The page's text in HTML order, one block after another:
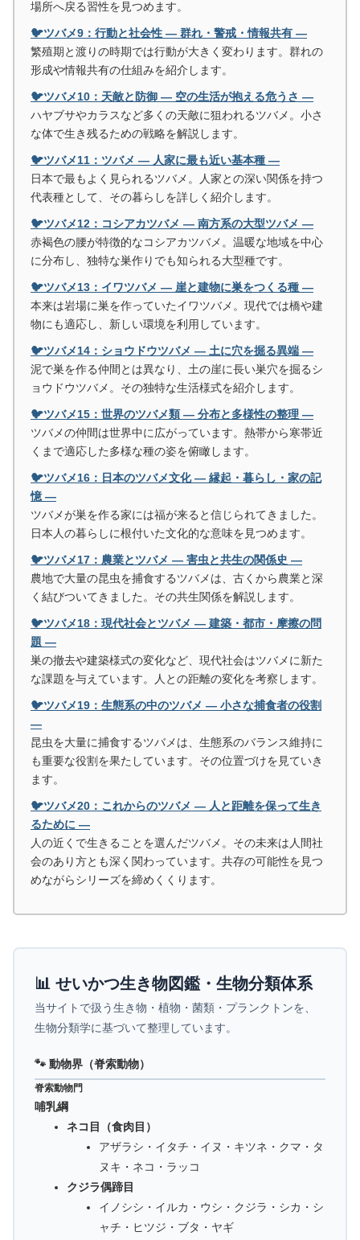
場所へ戻る習性を見つめます。
🐦ツバメ9：行動と社会性 ― 群れ・警戒・情報共有 ―
繁殖期と渡りの時期では行動が大きく変わります。群れの
形成や情報共有の仕組みを紹介します。
🐦ツバメ10：天敵と防御 ― 空の生活が抱える危うさ ―
ハヤブサやカラスなど多くの天敵に狙われるツバメ。小さ
な体で生き残るための戦略を解説します。
🐦ツバメ11：ツバメ ― 人家に最も近い基本種 ―
日本で最もよく見られるツバメ。人家との深い関係を持つ
代表種として、その暮らしを詳しく紹介します。
🐦ツバメ12：コシアカツバメ ― 南方系の大型ツバメ ―
赤褐色の腰が特徴的なコシアカツバメ。温暖な地域を中心
に分布し、独特な巣作りでも知られる大型種です。
🐦ツバメ13：イワツバメ ― 崖と建物に巣をつくる種 ―
本来は岩場に巣を作っていたイワツバメ。現代では橋や建
物にも適応し、新しい環境を利用しています。
🐦ツバメ14：ショウドウツバメ ― 土に穴を掘る異端 ―
泥で巣を作る仲間とは異なり、土の崖に長い巣穴を掘るシ
ョウドウツバメ。その独特な生活様式を紹介します。
🐦ツバメ15：世界のツバメ類 ― 分布と多様性の整理 ―
ツバメの仲間は世界中に広がっています。熱帯から寒帯近
くまで適応した多様な種の姿を俯瞰します。
🐦ツバメ16：日本のツバメ文化 ― 縁起・暮らし・家の記
憶 ―
ツバメが巣を作る家には福が来ると信じられてきました。
日本人の暮らしに根付いた文化的な意味を見つめます。
🐦ツバメ17：農業とツバメ ― 害虫と共生の関係史 ―
農地で大量の昆虫を捕食するツバメは、古くから農業と深
く結びついてきました。その共生関係を解説します。
🐦ツバメ18：現代社会とツバメ ― 建築・都市・摩擦の問
題 ―
巣の撤去や建築様式の変化など、現代社会はツバメに新た
な課題を与えています。人との距離の変化を考察します。
🐦ツバメ19：生態系の中のツバメ ― 小さな捕食者の役割
―
昆虫を大量に捕食するツバメは、生態系のバランス維持に
も重要な役割を果たしています。その位置づけを見ていき
ます。
🐦ツバメ20：これからのツバメ ― 人と距離を保って生き
るために ―
人の近くで生きることを選んだツバメ。その未来は人間社
会のあり方とも深く関わっています。共存の可能性を見つ
めながらシリーズを締めくくります。
📊 せいかつ生き物図鑑・生物分類体系
当サイトで扱う生き物・植物・菌類・プランクトンを、
生物分類学に基づいて整理しています。
🐾 動物界（脊索動物）
脊索動物門
哺乳綱
ネコ目（食肉目）
アザラシ・イタチ・イヌ・キツネ・クマ・タ
ヌキ・ネコ・ラッコ
クジラ偶蹄目
イノシシ・イルカ・ウシ・クジラ・シカ・シ
ャチ・ヒツジ・ブタ・ヤギ